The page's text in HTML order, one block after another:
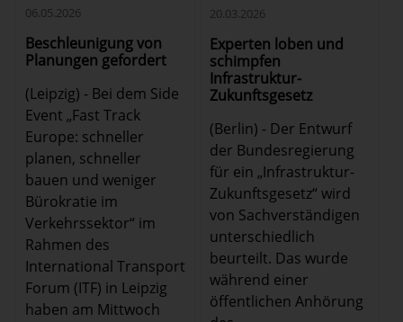
06.05.2026
Beschleunigung von
Planungen gefordert
(Leipzig) - Bei dem Side
Event „Fast Track
Europe: schneller
planen, schneller
bauen und weniger
Bürokratie im
Verkehrssektor“ im
Rahmen des
International Transport
Forum (ITF) in Leipzig
haben am Mittwoch
20.03.2026
Experten loben und
schimpfen
Infrastruktur-
Zukunftsgesetz
(Berlin) - Der Entwurf
der Bundesregierung
für ein „Infrastruktur-
Zukunftsgesetz“ wird
von Sachverständigen
unterschiedlich
beurteilt. Das wurde
während einer
öffentlichen Anhörung